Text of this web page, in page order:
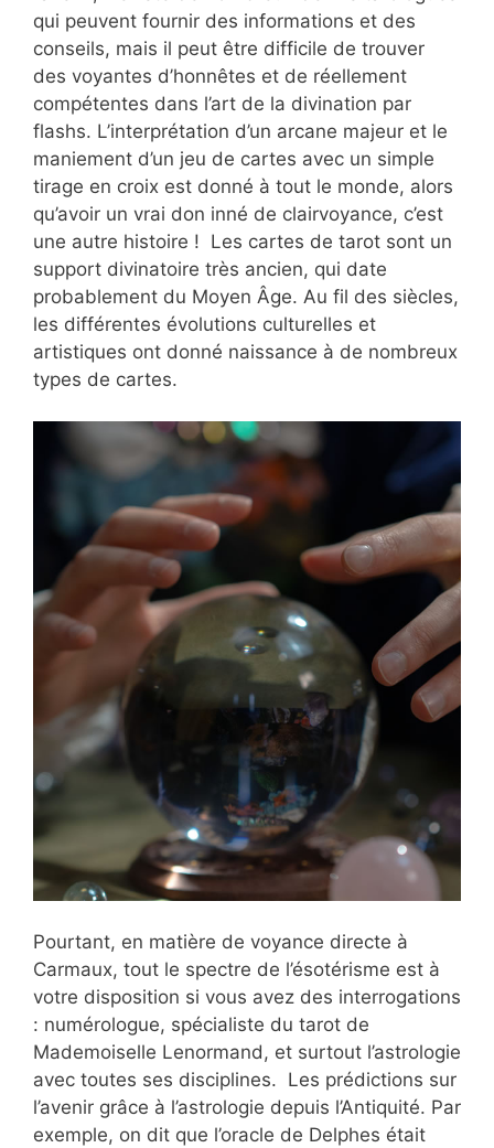
qui peuvent fournir des informations et des
conseils, mais il peut être difficile de trouver
des voyantes d’honnêtes et de réellement
compétentes dans l’art de la divination par
flashs. L’interprétation d’un arcane majeur et le
maniement d’un jeu de cartes avec un simple
tirage en croix est donné à tout le monde, alors
qu’avoir un vrai don inné de clairvoyance, c’est
une autre histoire ! Les cartes de tarot sont un
support divinatoire très ancien, qui date
probablement du Moyen Âge. Au fil des siècles,
les différentes évolutions culturelles et
artistiques ont donné naissance à de nombreux
types de cartes.
Pourtant, en matière de voyance directe à
Carmaux, tout le spectre de l’ésotérisme est à
votre disposition si vous avez des interrogations
: numérologue, spécialiste du tarot de
Mademoiselle Lenormand, et surtout l’astrologie
avec toutes ses disciplines. Les prédictions sur
l’avenir grâce à l’astrologie depuis l’Antiquité. Par
exemple, on dit que l’oracle de Delphes était